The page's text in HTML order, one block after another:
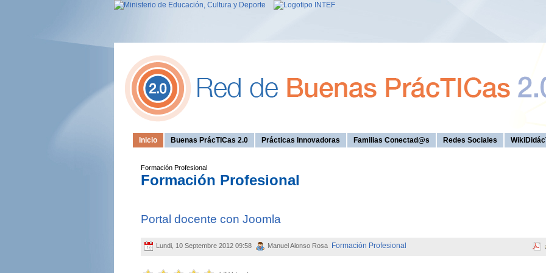
Inicio Buenas PrácTICas 2.0 Prácticas Innovadoras Familias Conectad@s Redes Sociales
Formación Profesional
Formación Profesional
Portal docente con Joomla
Lundi, 10 Septembre 2012 09:58 Manuel Alonso Rosa Formación Profesional